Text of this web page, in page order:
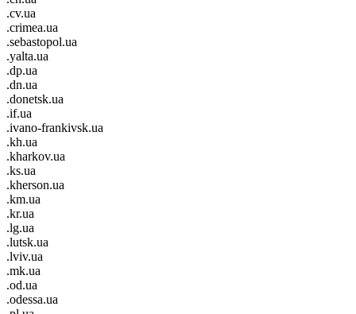
.cv.ua
.crimea.ua
.sebastopol.ua
.yalta.ua
.dp.ua
.dn.ua
.donetsk.ua
.if.ua
.ivano-frankivsk.ua
.kh.ua
.kharkov.ua
.ks.ua
.kherson.ua
.km.ua
.kr.ua
.lg.ua
.lutsk.ua
.lviv.ua
.mk.ua
.od.ua
.odessa.ua